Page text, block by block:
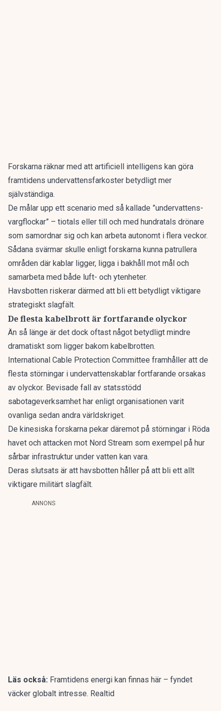
Forskarna räknar med att artificiell intelligens kan göra
framtidens undervattensfarkoster betydligt mer
självständiga.
De målar upp ett scenario med så kallade ”undervattens-
vargflockar” – tiotals eller till och med hundratals drönare
som samordnar sig och kan arbeta autonomt i flera veckor.
Sådana svärmar skulle enligt forskarna kunna patrullera
områden där kablar ligger, ligga i bakhåll mot mål och
samarbeta med både luft- och ytenheter.
Havsbotten riskerar därmed att bli ett betydligt viktigare
strategiskt slagfält.
De flesta kabelbrott är fortfarande olyckor
Än så länge är det dock oftast något betydligt mindre
dramatiskt som ligger bakom kabelbrotten.
International Cable Protection Committee framhåller att de
flesta störningar i undervattenskablar fortfarande orsakas
av olyckor. Bevisade fall av statsstödd
sabotageverksamhet har enligt organisationen varit
ovanliga sedan andra världskriget.
De kinesiska forskarna pekar däremot på störningar i Röda
havet och attacken mot Nord Stream som exempel på hur
sårbar infrastruktur under vatten kan vara.
Deras slutsats är att havsbotten håller på att bli ett allt
viktigare militärt slagfält.
ANNONS
Läs också: Framtidens energi kan finnas här – fyndet
väcker globalt intresse. Realtid